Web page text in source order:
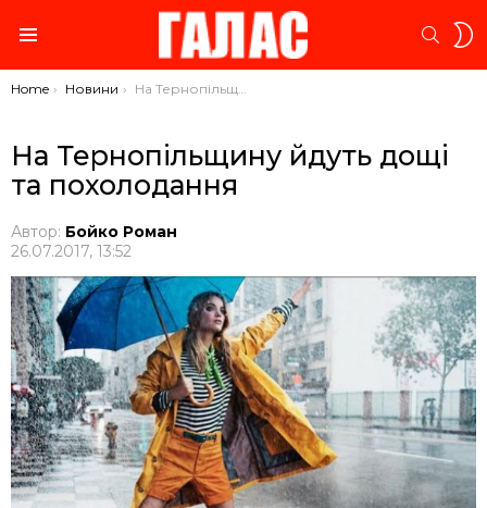
You are here:
Home Новини На Тернопільщину йдуть дощі та похолодання
На Тернопільщину йдуть дощі
та похолодання
Автор: Бойко Роман
26.07.2017, 13:52